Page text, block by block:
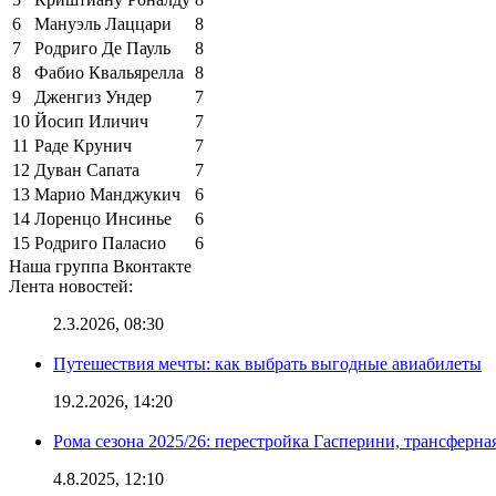
6
Мануэль Лаццари
8
7
Родриго Де Пауль
8
8
Фабио Квальярелла
8
9
Дженгиз Ундер
7
10 Йосип Иличич
7
11 Раде Крунич
7
12 Дуван Сапата
7
13 Марио Манджукич
6
14 Лоренцо Инсинье
6
15 Родриго Паласио
6
Наша группа Вконтакте
Лента новостей:
2.3.2026, 08:30
Путешествия мечты: как выбрать выгодные авиабилеты
19.2.2026, 14:20
Рома сезона 2025/26: перестройка Гасперини,
4.8.2025, 12:10